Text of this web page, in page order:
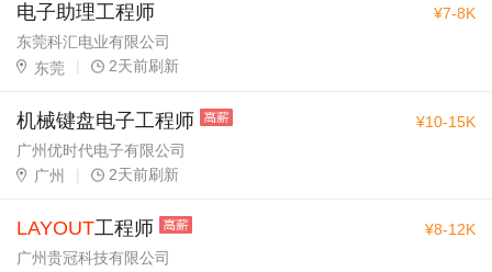
电子助理工程师
东莞科汇电业有限公司
东莞
| 2天前刷新
¥7-8K
机械键盘电子工程师
广州优时代电子有限公司
广州
| 2天前刷新
¥10-15K
LAYOUT工程师
广州贵冠科技有限公司
¥8-12K